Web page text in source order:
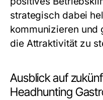
strategisch dabei
kommunizieren und
die Attraktivität zu
Ausblick auf
Headhunting